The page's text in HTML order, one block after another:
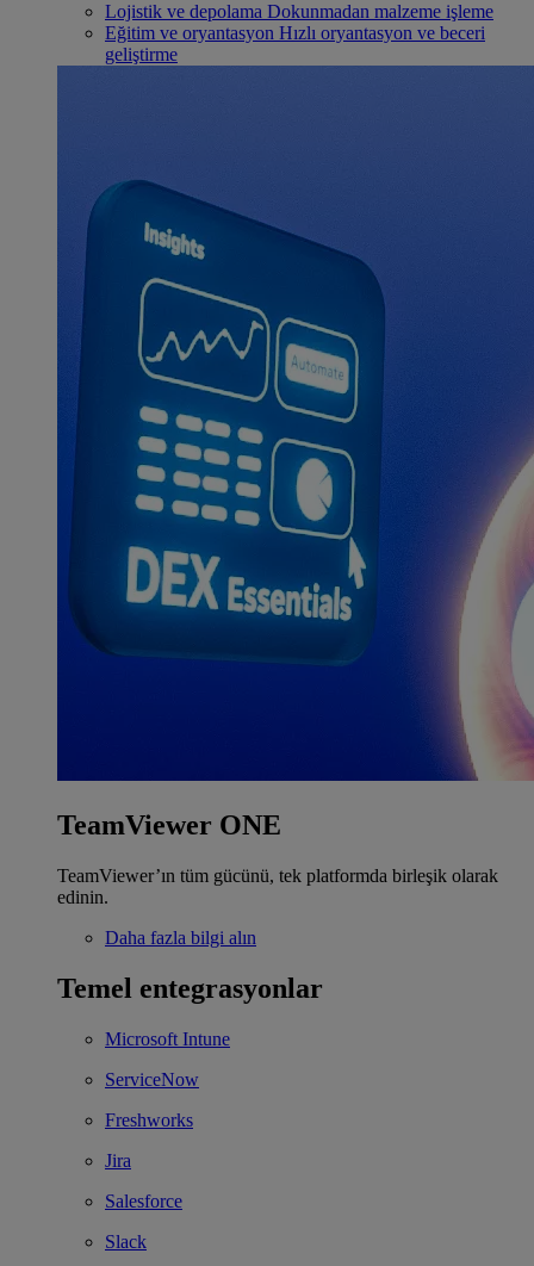
Lojistik ve depolama Dokunmadan malzeme işleme
Eğitim ve oryantasyon Hızlı oryantasyon ve beceri
geliştirme
TeamViewer ONE
TeamViewer’ın tüm gücünü, tek platformda birleşik olarak
edinin.
Daha fazla bilgi alın
Temel entegrasyonlar
Microsoft Intune
ServiceNow
Freshworks
Jira
Salesforce
Slack